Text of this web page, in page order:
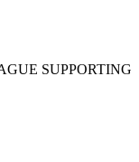
SUPPORTING